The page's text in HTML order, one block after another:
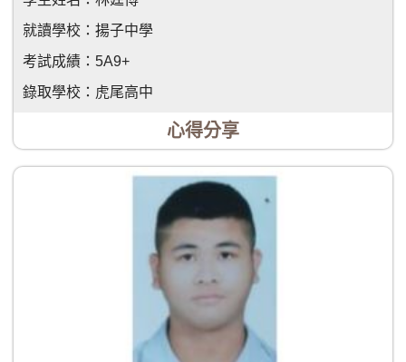
就讀學校： 揚子中學
考試成績： 5A9+
錄取學校： 虎尾高中
心得分享